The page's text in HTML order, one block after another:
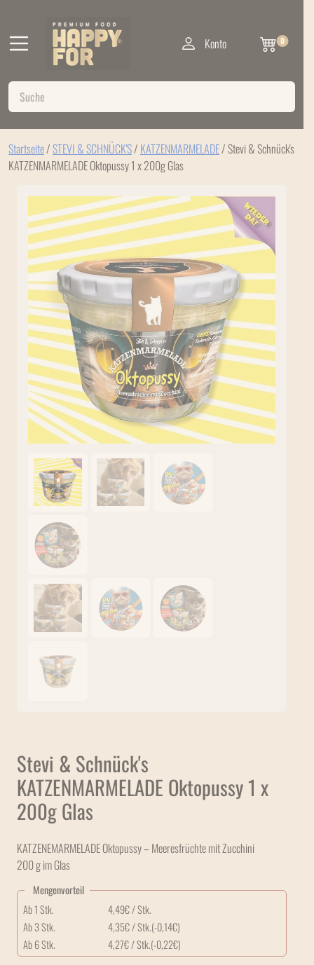
Konto 0
Startseite/STEVI & SCHNÜCK'S/ KATZENMARMELADE/ Stevi & Schnück's
KATZENMARMELADE Oktopussy 1 x 200g Glas
Stevi & Schnück's
KATZENMARMELADE Oktopussy 1 x
200g Glas
KATZENEMARMELADE Oktopussy – Meeresfrüchte mit Zucchini
200 g im Glas
Mengenvorteil
Ab 1 Stk.
4,49€/ Stk.
Ab 3 Stk.
4,35€/ Stk.(-0,14€)
Ab 6 Stk.
4,27€/ Stk.(-0,22€)